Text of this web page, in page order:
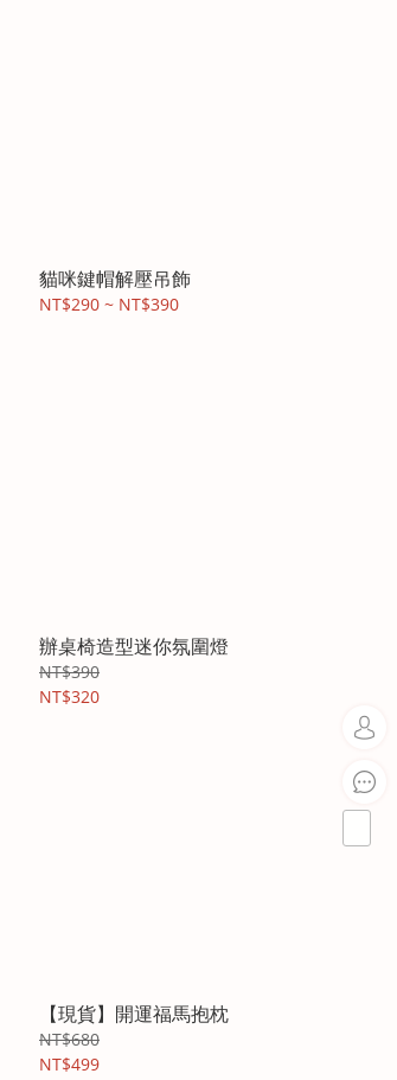
貓咪鍵帽解壓吊飾
NT$290 ~ NT$390
辦桌椅造型迷你氛圍燈
NT$390
NT$320
【現貨】開運福馬抱枕
NT$680
NT$499